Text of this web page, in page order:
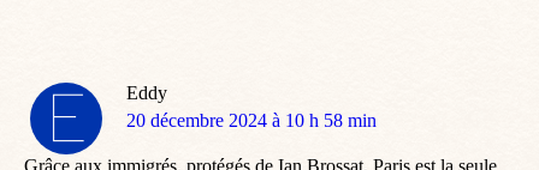
Eddy
dit
20 décembre 2024 à 10 h 58 min